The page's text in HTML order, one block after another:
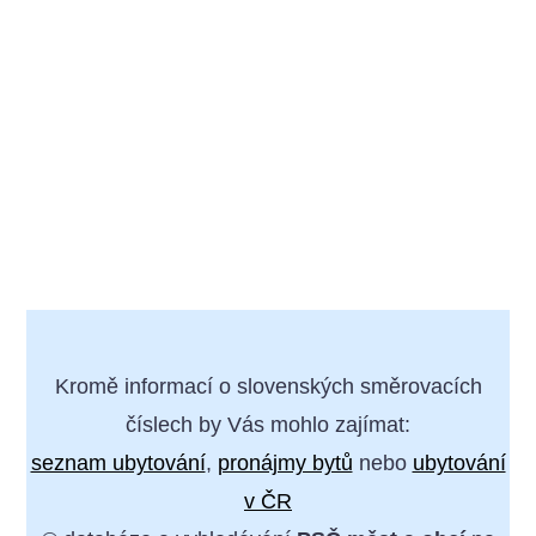
Kromě informací o slovenských směrovacích
číslech by Vás mohlo zajímat:
seznam ubytování, pronájmy bytů nebo ubytování
v ČR